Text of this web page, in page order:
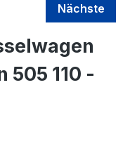
Nächste
505 110 -